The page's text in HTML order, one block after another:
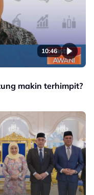
10:46
makin terhimpit?